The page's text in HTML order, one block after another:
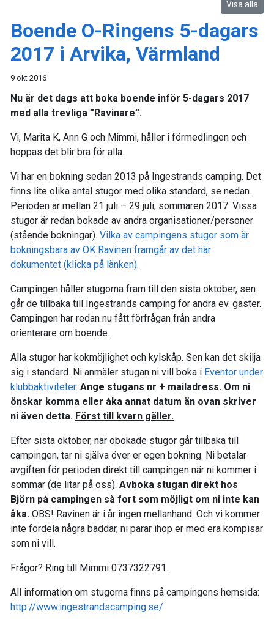
Visa alla
Boende O-Ringens 5-dagars
2017 i Arvika, Värmland
9 okt 2016
Nu är det dags att boka boende inför 5-dagars 2017
med alla trevliga ”Ravinare”.
Vi, Marita K, Ann G och Mimmi, håller i förmedlingen och
hoppas det blir bra för alla.
Vi har en bokning sedan 2013 på Ingestrands camping. Det
finns lite olika antal stugor med olika standard, se nedan.
Perioden är mellan 21 juli – 29 juli, sommaren 2017. Vissa
stugor är redan bokade av andra organisationer/personer
(stående bokningar). Vilka av campingens stugor som är
bokningsbara av OK Ravinen framgår av det här
dokumentet (klicka på länken).
Campingen håller stugorna fram till den sista oktober, sen
går de tillbaka till Ingestrands camping för andra ev. gäster.
Campingen har redan nu fått förfrågan från andra
orienterare om boende.
Alla stugor har kokmöjlighet och kylskåp. Sen kan det skilja
sig i standard. Ni anmäler stugan ni vill boka i Eventor under
klubbaktiviteter. Ange stugans nr + mailadress. Om ni
önskar komma eller åka annat datum än ovan skriver
ni även detta. Först till kvarn gäller.
Efter sista oktober, när obokade stugor går tillbaka till
campingen, tar ni själva över er egen bokning. Ni betalar
avgiften för perioden direkt till campingen när ni kommer i
sommar (de litar på oss). Avboka stugan direkt hos
Björn på campingen så fort som möjligt om ni inte kan
åka. OBS! Ravinen är i år ingen mellanhand. Och vi kommer
inte fördela några bäddar, ni parar ihop er med era kompisar
som ni vill.
Frågor? Ring till Mimmi 0737322791.
All information om stugorna finns på campingens hemsida:
http://www.ingestrandscamping.se/